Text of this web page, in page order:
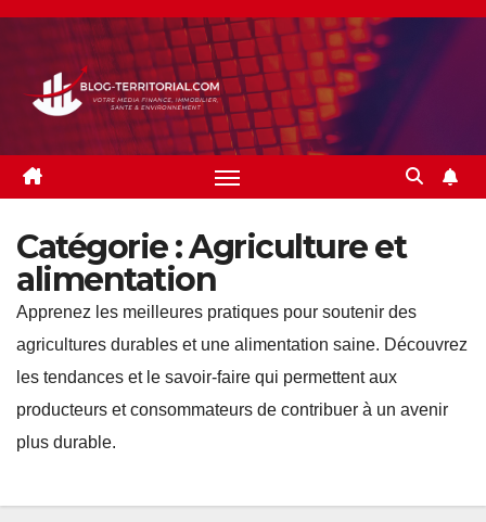
Skip
content
Catégorie :Agriculture et
alimentation
Apprenez les meilleures pratiques pour soutenir des
agricultures durables et une alimentation saine. Découvrez
les tendances et le savoir-faire qui permettent aux
producteurs et consommateurs de contribuer à un avenir
plus durable.